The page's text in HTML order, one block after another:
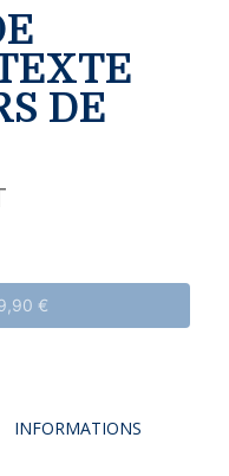
DE
€
INFORMATIONS